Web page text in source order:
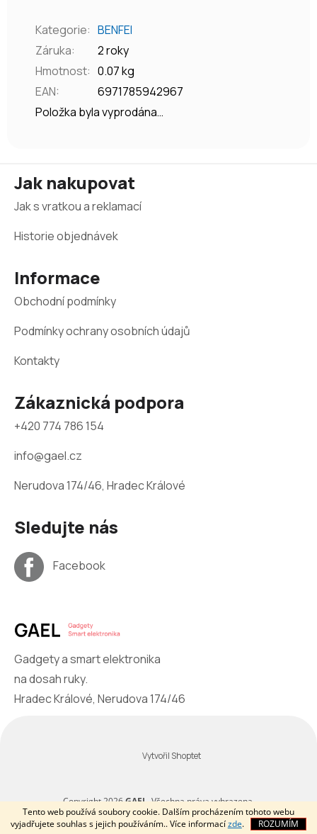
Tento web používá soubory cookie. Dalším procházením tohoto webu
vyjadřujete souhlas s jejich používáním.. Více informacízde. ROZUMÍM
Kategorie: BENFEI
Záruka:
2 roky
Hmotnost: 0.07 kg
EAN:
6971785942967
Položka byla vyprodána…
Jak nakupovat
Jak s vratkou a reklamací
Historie objednávek
Informace
Obchodní podmínky
Podmínky ochrany osobních údajů
Kontakty
Zákaznická podpora
+420 774 786 154
info@gael.cz
Nerudova 174/46, Hradec Králové
Sledujte nás
Facebook
Gadgety a smart elektronika
na dosah ruky.
Hradec Králové, Nerudova 174/46
Vytvořil Shoptet
Copyright 2026 GAEL . Všechna práva vyhrazena.